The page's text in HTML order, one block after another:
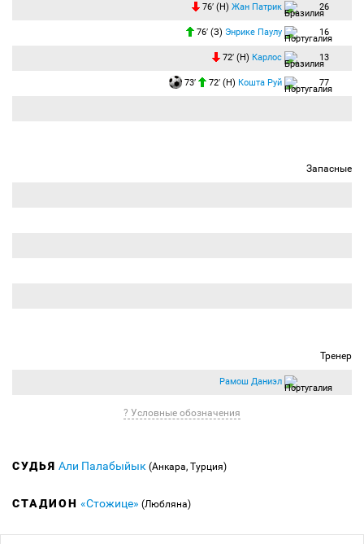
76′ (Н) Жан Патрик 26
76′ (З) Энрике Паулу 16
72′ (Н) Карлос 13
73′ 72′ (Н) Кошта Руй 77
Запасные
Тренер
Рамош Даниэл
? Условные обозначения
СУДЬЯ Али Палабыйык (Анкара, Турция)
СТАДИОН «Стожице» (Любляна)